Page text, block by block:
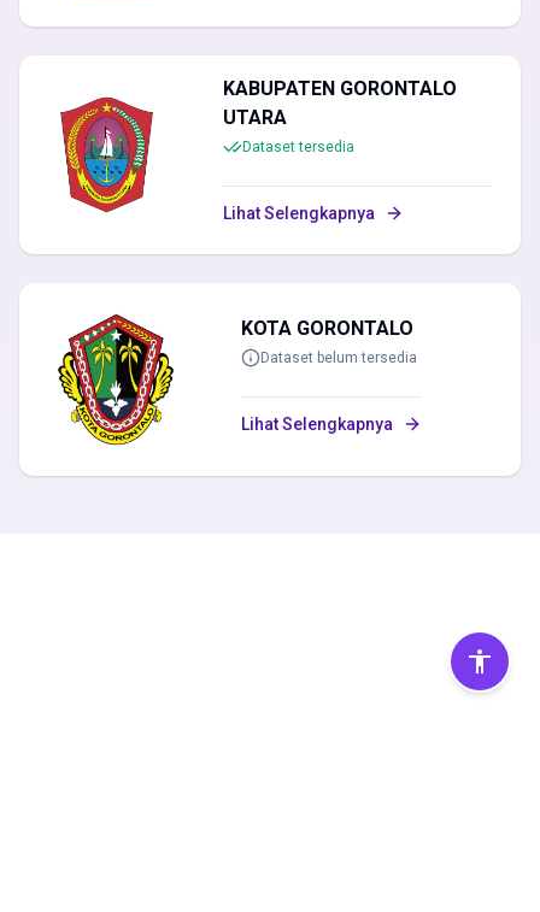
KABUPATEN GORONTALO
UTARA
Dataset tersedia
Lihat Selengkapnya
KOTA GORONTALO
Dataset belum tersedia
Lihat Selengkapnya
Negatif Kontras
Sembunyi Gambar Stop Animasi
Kursor Besar Reading Mask
Sorot Fokus Navigasi Keyboard